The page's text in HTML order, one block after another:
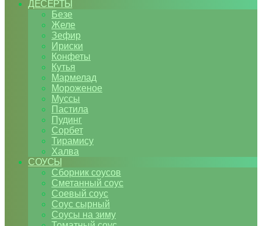
ДЕСЕРТЫ
Безе
Желе
Зефир
Ириски
Конфеты
Кутья
Мармелад
Мороженое
Муссы
Пастила
Пудинг
Сорбет
Тирамису
Халва
СОУСЫ
Сборник соусов
Сметанный соус
Соевый соус
Соус сырный
Соусы на зиму